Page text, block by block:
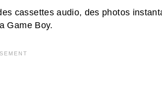
cassettes audio, des photos
Game Boy.